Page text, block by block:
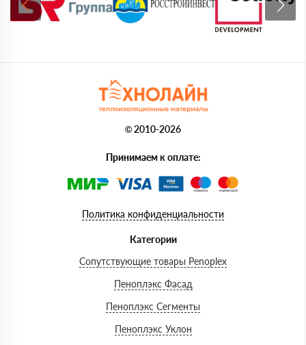
© 2010-2026
Принимаем к оплате:
Политика конфиденциальности
Категории
Сопутствующие товары Penoplex
Пеноплэкс Фасад
Пеноплэкс Сегменты
Пеноплэкс Уклон